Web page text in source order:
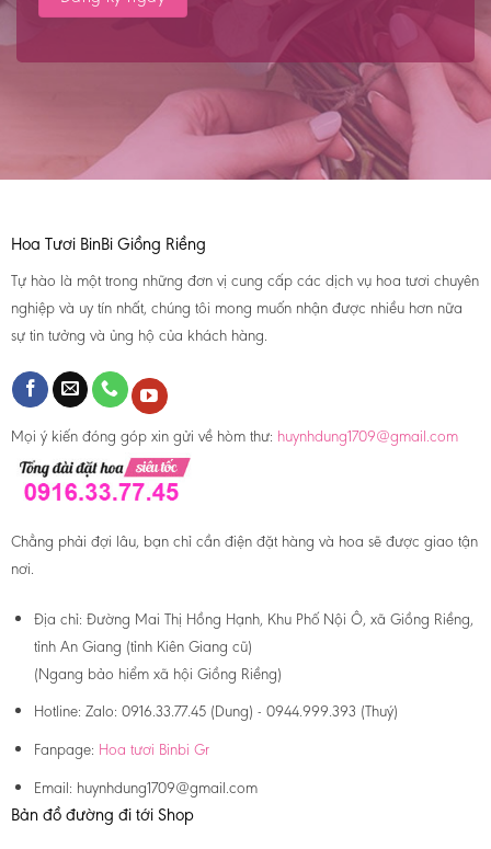
Hoa Tươi BinBi Giồng Riềng
Tự hào là một trong những đơn vị cung cấp các dịch vụ hoa tươi chuyên
nghiệp và uy tín nhất, chúng tôi mong muốn nhận được nhiều hơn nữa
sự tin tưởng và ủng hộ của khách hàng.
Mọi ý kiến đóng góp xin gửi về hòm thư: huynhdung1709@gmail.com
Chẳng phải đợi lâu, bạn chỉ cần điện đặt hàng và hoa sẽ được giao tận
nơi.
Địa chỉ: Đường Mai Thị Hồng Hạnh, Khu Phố Nội Ô, xã Giồng Riềng,
tỉnh An Giang (tỉnh Kiên Giang cũ)
(Ngang bảo hiểm xã hội Giồng Riềng)
Hotline: Zalo: 0916.33.77.45 (Dung) - 0944.999.393 (Thuý)
Fanpage: Hoa tươi Binbi Gr
Email: huynhdung1709@gmail.com
Bản đồ đường đi tới Shop